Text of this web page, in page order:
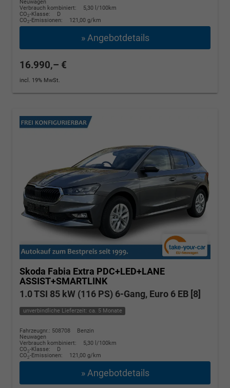
Neuwagen
Verbrauch kombiniert:
5,30 l/100km
CO2-Klasse:
D
CO2-Emissionen: 121,00 g/km
» Angebotdetails
16.990,– €
incl. 19% MwSt.
Skoda Fabia Extra PDC+LED+LANE
ASSIST+SMARTLINK
1.0 TSI 85 kW (116 PS) 6-Gang, Euro 6 EB [8]
unverbindliche Lieferzeit: ca. 5 Monate
Fahrzeugnr.: 508708
Benzin
Neuwagen
Verbrauch kombiniert:
5,30 l/100km
CO2-Klasse:
D
CO2-Emissionen: 121,00 g/km
» Angebotdetails